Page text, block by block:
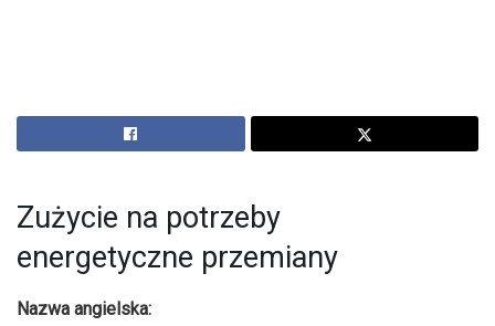
Zużycie na potrzeby
energetyczne przemiany
Nazwa angielska: